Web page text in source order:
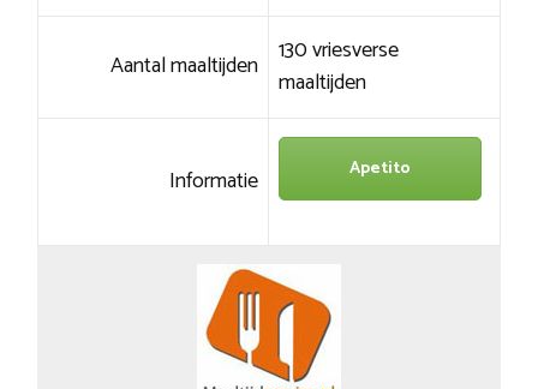
Aantal maaltijden 130 vriesverse
maaltijden
Informatie Apetito